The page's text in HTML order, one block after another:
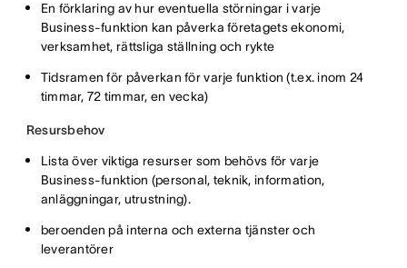
En förklaring av hur eventuella störningar i varje
Business-funktion kan påverka företagets ekonomi,
verksamhet, rättsliga ställning och rykte
Tidsramen för påverkan för varje funktion (t.ex. inom 24
timmar, 72 timmar, en vecka)
Resursbehov
Lista över viktiga resurser som behövs för varje
Business-funktion (personal, teknik, information,
anläggningar, utrustning).
beroenden på interna och externa tjänster och
leverantörer